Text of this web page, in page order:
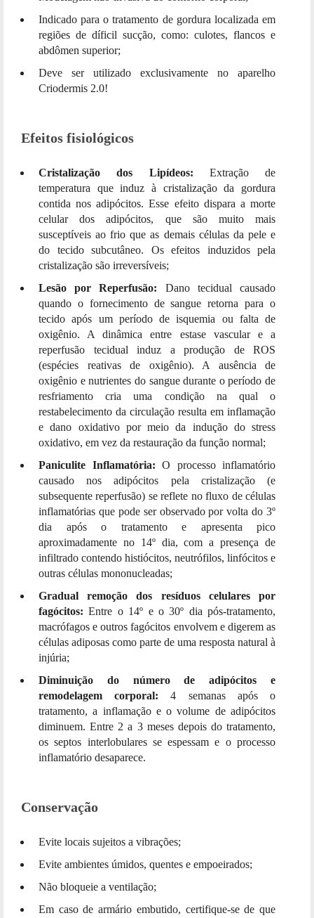
Indicado para o tratamento de gordura localizada em
regiões de díficil sucção, como: culotes, flancos e
abdômen superior;
Deve ser utilizado exclusivamente no aparelho
Criodermis 2.0!
Efeitos fisiológicos
Cristalização dos Lipídeos: Extração de
temperatura que induz à cristalização da gordura
contida nos adipócitos. Esse efeito dispara a morte
celular dos adipócitos, que são muito mais
susceptíveis ao frio que as demais células da pele e
do tecido subcutâneo. Os efeitos induzidos pela
cristalização são irreversíveis;
Lesão por Reperfusão: Dano tecidual causado
quando o fornecimento de sangue retorna para o
tecido após um período de isquemia ou falta de
oxigênio. A dinâmica entre estase vascular e a
reperfusão tecidual induz a produção de ROS
(espécies reativas de oxigênio). A ausência de
oxigênio e nutrientes do sangue durante o período de
resfriamento cria uma condição na qual o
restabelecimento da circulação resulta em inflamação
e dano oxidativo por meio da indução do stress
oxidativo, em vez da restauração da função normal;
Paniculite Inflamatória: O processo inflamatório
causado nos adipócitos pela cristalização (e
subsequente reperfusão) se reflete no fluxo de células
inflamatórias que pode ser observado por volta do 3º
dia após o tratamento e apresenta pico
aproximadamente no 14º dia, com a presença de
infiltrado contendo histiócitos, neutrófilos, linfócitos e
outras células mononucleadas;
Gradual remoção dos resíduos celulares por
fagócitos: Entre o 14º e o 30º dia pós-tratamento,
macrófagos e outros fagócitos envolvem e digerem as
células adiposas como parte de uma resposta natural à
injúria;
Diminuição do número de adipócitos e
remodelagem corporal:4 semanas após o
tratamento, a inflamação e o volume de adipócitos
diminuem. Entre 2 a 3 meses depois do tratamento,
os septos interlobulares se espessam e o processo
inflamatório desaparece.
Conservação
Evite locais sujeitos a vibrações;
Evite ambientes úmidos, quentes e empoeirados;
Não bloqueie a ventilação;
Em caso de armário embutido, certifique-se de que